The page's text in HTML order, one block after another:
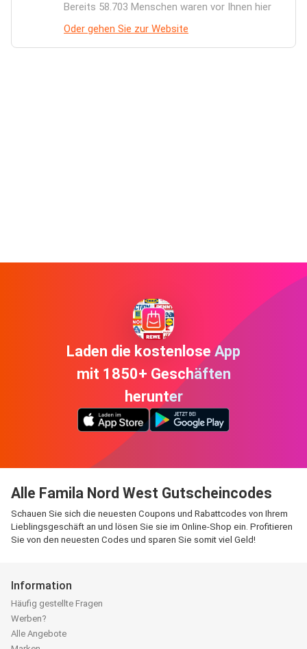
Bereits 58.703 Menschen waren vor Ihnen hier
Oder gehen Sie zur Website
Laden die kostenlose App
mit 1850+ Geschäften
herunter
Alle Famila Nord West Gutscheincodes
Schauen Sie sich die neuesten Coupons und Rabattcodes von Ihrem
Lieblingsgeschäft an und lösen Sie sie im Online-Shop ein. Profitieren
Sie von den neuesten Codes und sparen Sie somit viel Geld!
Information
Häufig gestellte Fragen
Werben?
Alle Angebote